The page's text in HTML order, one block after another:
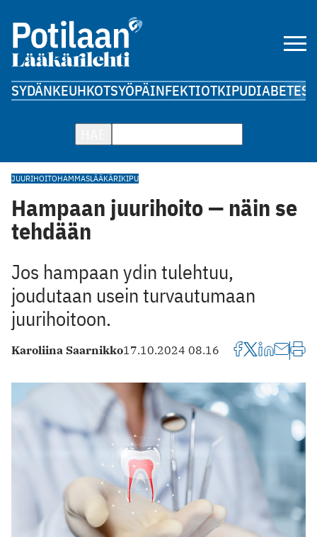
SYDÄNKEUHKOTSYÖPÄINFEKTIOTKIPUDIABETES
JUURIHOITOHAMMASLÄÄKÄRIKIPU
Hampaan juurihoito — näin se
tehdään
Jos hampaan ydin tulehtuu,
joudutaan usein turvautumaan
juurihoitoon.
Karoliina Saarnikko17.10.2024 08.16